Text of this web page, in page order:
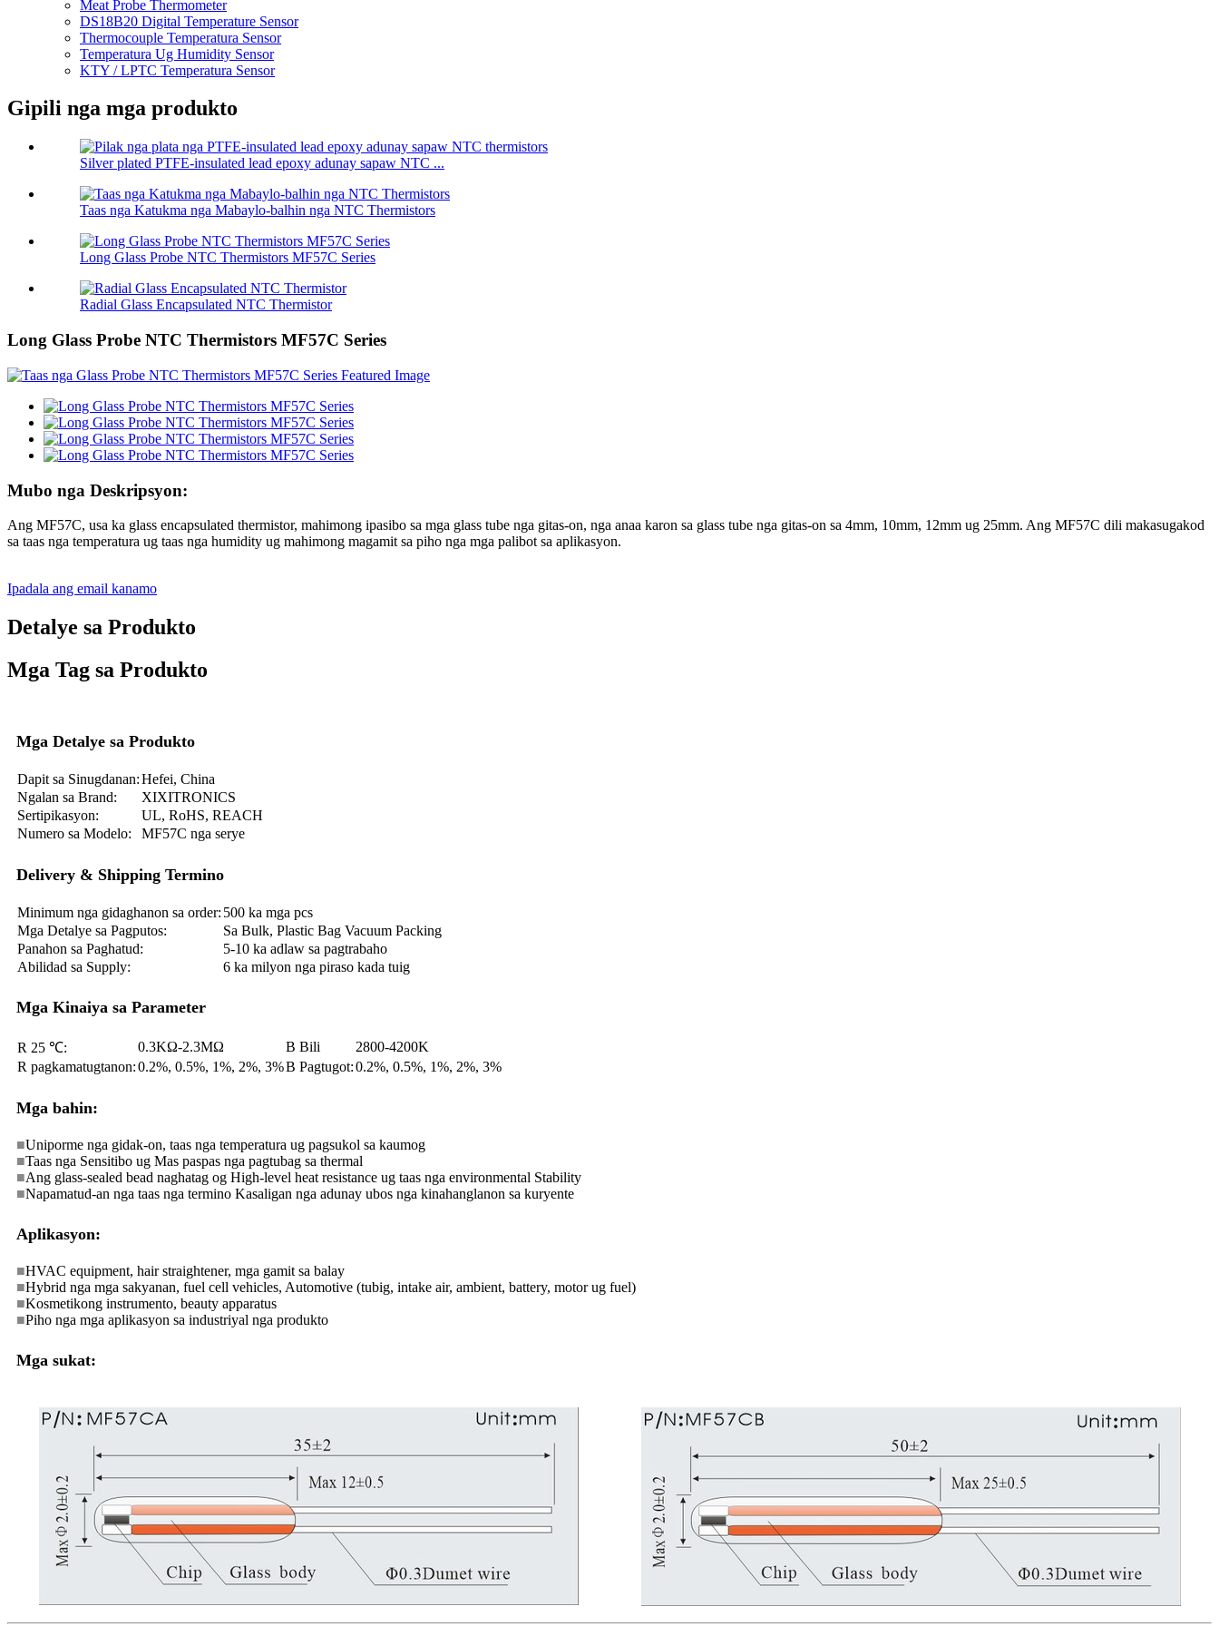
Meat Probe Thermometer
DS18B20 Digital Temperature Sensor
Thermocouple Temperatura Sensor
Temperatura Ug Humidity Sensor
KTY / LPTC Temperatura Sensor
Gipili nga mga produkto
Silver plated PTFE-insulated lead epoxy adunay sapaw NTC ...
Taas nga Katukma nga Mabaylo-balhin nga NTC Thermistors
Long Glass Probe NTC Thermistors MF57C Series
Radial Glass Encapsulated NTC Thermistor
Long Glass Probe NTC Thermistors MF57C Series
Mubo nga Deskripsyon:
Ang MF57C, usa ka glass encapsulated thermistor, mahimong ipasibo sa mga glass tube nga gitas-on, nga anaa karon sa glass tube nga gitas-on sa 4mm, 10mm, 12mm ug 25mm. Ang MF57C dili makasugakod
sa taas nga temperatura ug taas nga humidity ug mahimong magamit sa piho nga mga palibot sa aplikasyon.
Ipadala ang email kanamo
Detalye sa Produkto
Mga Tag sa Produkto
Mga Detalye sa Produkto
Dapit sa Sinugdanan:Hefei, China
Ngalan sa Brand:
XIXITRONICS
Sertipikasyon:
UL, RoHS, REACH
Numero sa Modelo:
MF57C nga serye
Delivery & Shipping Termino
Minimum nga gidaghanon sa order: 500 ka mga pcs
Mga Detalye sa Pagputos:
Sa Bulk, Plastic Bag Vacuum Packing
Panahon sa Paghatud:
5-10 ka adlaw sa pagtrabaho
Abilidad sa Supply:
6 ka milyon nga piraso kada tuig
Mga Kinaiya sa Parameter
R 25 ℃: 0.3KΩ-2.3MΩ B Bili
2800-4200K
R pagkamatugtanon:0.2%, 0.5%, 1%, 2%, 3%B Pagtugot:0.2%, 0.5%, 1%, 2%, 3%
Mga bahin:
■Uniporme nga gidak-on, taas nga temperatura ug pagsukol sa kaumog
■Taas nga Sensitibo ug Mas paspas nga pagtubag sa thermal
■Ang glass-sealed bead naghatag og High-level heat resistance ug taas nga environmental Stability
■Napamatud-an nga taas nga termino Kasaligan nga adunay ubos nga kinahanglanon sa kuryente
Aplikasyon:
■HVAC equipment, hair straightener, mga gamit sa balay
■Hybrid nga mga sakyanan, fuel cell vehicles, Automotive (tubig, intake air, ambient, battery, motor ug fuel)
■Kosmetikong instrumento, beauty apparatus
■Piho nga mga aplikasyon sa industriyal nga produkto
Mga sukat: